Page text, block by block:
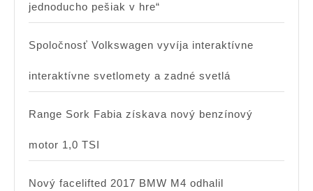
jednoducho pešiak v hre“
Spoločnosť Volkswagen vyvíja interaktívne
interaktívne svetlomety a zadné svetlá
Range Sork Fabia získava nový benzínový
motor 1,0 TSI
Nový facelifted 2017 BMW M4 odhalil